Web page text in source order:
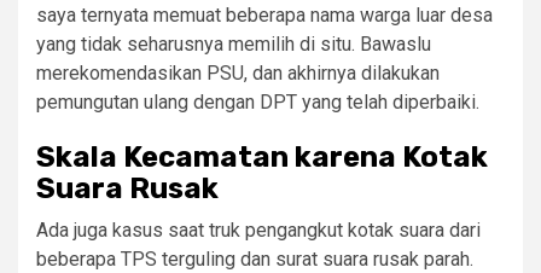
saya ternyata memuat beberapa nama warga luar desa
yang tidak seharusnya memilih di situ. Bawaslu
merekomendasikan PSU, dan akhirnya dilakukan
pemungutan ulang dengan DPT yang telah diperbaiki.
Skala Kecamatan karena Kotak
Suara Rusak
Ada juga kasus saat truk pengangkut kotak suara dari
beberapa TPS terguling dan surat suara rusak parah.